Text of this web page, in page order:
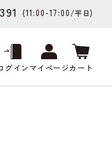
(11:00-17:00/平日)
グインマイページカート